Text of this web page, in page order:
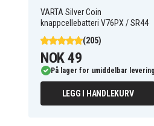
Batteri type
Passer til merke
Diameter
VARTA Silver Coin
knappcellebatteri V76PX / SR44
(205)
NOK 49
På lager for umiddelbar levering
LEGG I HANDLEKURV